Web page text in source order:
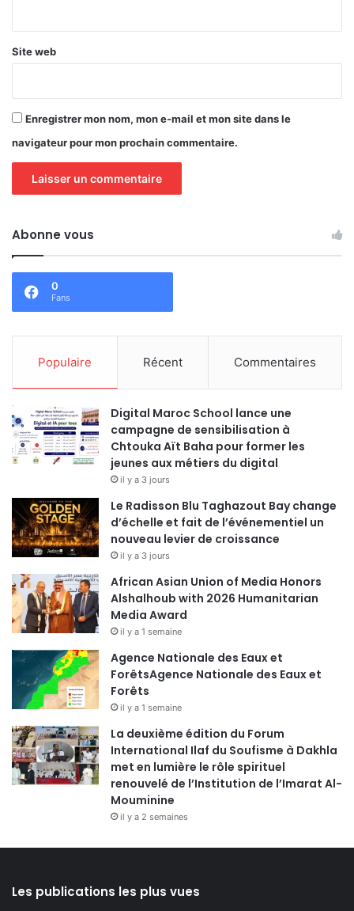
Site web
Enregistrer mon nom, mon e-mail et mon site dans le
navigateur pour mon prochain commentaire.
Abonne vous
0
Fans
Populaire Récent Commentaires
Digital Maroc School lance une
campagne de sensibilisation à
Chtouka Aït Baha pour former les
jeunes aux métiers du digital
il y a 3 jours
Le Radisson Blu Taghazout Bay change
d’échelle et fait de l’événementiel un
nouveau levier de croissance
il y a 3 jours
African Asian Union of Media Honors
Alshalhoub with 2026 Humanitarian
Media Award
il y a 1 semaine
Agence Nationale des Eaux et
ForêtsAgence Nationale des Eaux et
Forêts
il y a 1 semaine
La deuxième édition du Forum
International Ilaf du Soufisme à Dakhla
met en lumière le rôle spirituel
renouvelé de l’Institution de l’Imarat Al-
Mouminine
il y a 2 semaines
Les publications les plus vues